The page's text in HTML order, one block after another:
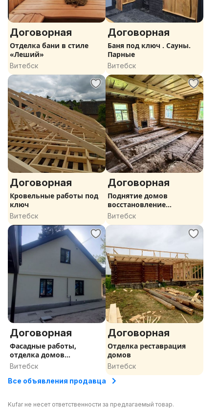
Договорная
Отделка бани в стиле
«Леший»
Витебск
Договорная
Баня под ключ . Сауны.
Парные
Витебск
Договорная
Кровельные работы под
ключ
Витебск
Договорная
Поднятие домов
восстановление
фундамента
Витебск
Договорная
Фасадные работы,
отделка домов
сайдингом
Витебск
Договорная
Отделка реставрация
домов
Витебск
Все объявления продавца
Kufar не несет ответственности за предлагаемый товар.